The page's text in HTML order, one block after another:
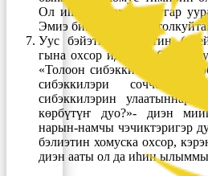
Ол иһин тайах муоһугар
Эмиэ биир муударай
Уус бэйэтин бэлиэтин
гына охсор идэлээх. Ону
«Толоон сибэккитин наһаа
сибэккилэри соччо
сибэккилэрин
көрбүтүҥ дуо?»- диэн
нарын-намчы чэчиктэригэр
бэлиэтин хомуска охсор,
диэн ааты ол да иһин